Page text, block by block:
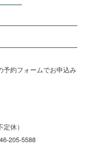
予約フォームでお申込み
休）
205-5588